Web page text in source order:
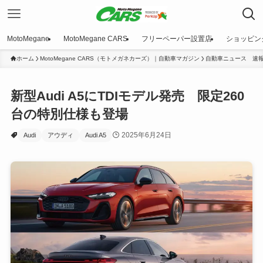
MotoMegane MotoMegane CARS フリーペーパー設置店 ショッピン
ホーム MotoMegane CARS（モトメガネカーズ）｜自動車マガジン 自動車ニュース 速
新型Audi A5にTDIモデル発売 限定260
台の特別仕様も登場
Audi アウディ Audi A5 2025年6月24日